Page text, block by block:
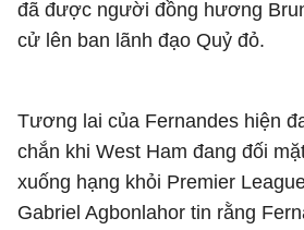
đã được người đồng hương
cử lên ban lãnh đạo Quỷ đỏ.
Tương lai của Fernandes hiện
chắn khi West Ham đang đối
xuống hạng khỏi Premier
Gabriel Agbonlahor tin rằng